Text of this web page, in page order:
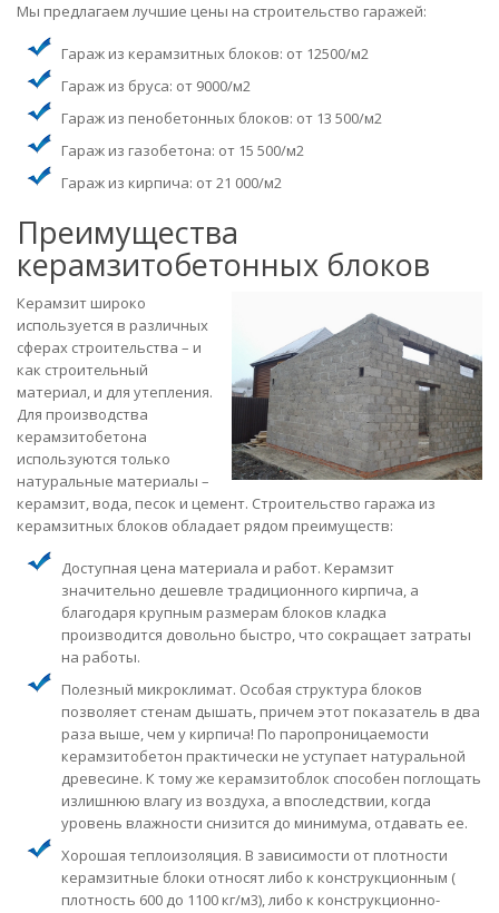
Мы предлагаем лучшие цены на строительство гаражей:
Гараж из керамзитных блоков: от 12500/м2
Гараж из бруса: от 9000/м2
Гараж из пенобетонных блоков: от 13 500/м2
Гараж из газобетона: от 15 500/м2
Гараж из кирпича: от 21 000/м2
Преимущества
керамзитобетонных блоков
Керамзит широко
используется в различных
сферах строительства – и
как строительный
материал, и для утепления.
Для производства
керамзитобетона
используются только
натуральные материалы –
керамзит, вода, песок и цемент. Строительство гаража из
керамзитных блоков обладает рядом преимуществ:
Доступная цена материала и работ. Керамзит
значительно дешевле традиционного кирпича, а
благодаря крупным размерам блоков кладка
производится довольно быстро, что сокращает затраты
на работы.
Полезный микроклимат. Особая структура блоков
позволяет стенам дышать, причем этот показатель в два
раза выше, чем у кирпича! По паропроницаемости
керамзитобетон практически не уступает натуральной
древесине. К тому же керамзитоблок способен поглощать
излишнюю влагу из воздуха, а впоследствии, когда
уровень влажности снизится до минимума, отдавать ее.
Хорошая теплоизоляция. В зависимости от плотности
керамзитные блоки относят либо к конструкционным (
плотность 600 до 1100 кг/м3), либо к конструкционно-